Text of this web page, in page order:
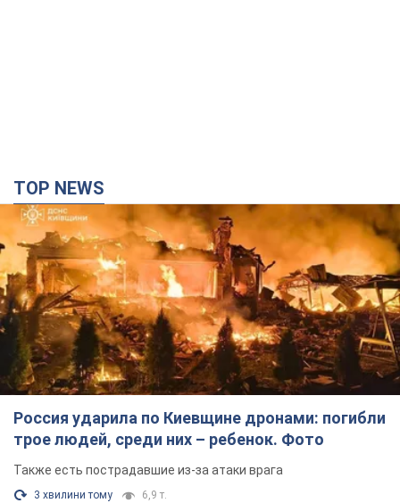
TOP NEWS
Россия ударила по Киевщине дронами: погибли
трое людей, среди них – ребенок. Фото
Также есть пострадавшие из-за атаки врага
3 хвилини тому 6,9 т.